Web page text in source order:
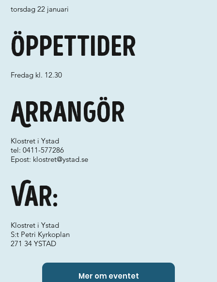
torsdag 22 januari
Var:
Arrangör
Klostret i Ystad
tel: 0411-577286
Epost: klostret@ystad.se
Klostret i Ystad
S:t Petri Kyrkoplan
271 34 YSTAD
Öppettider
Fredag kl. 12.30
Mer om eventet